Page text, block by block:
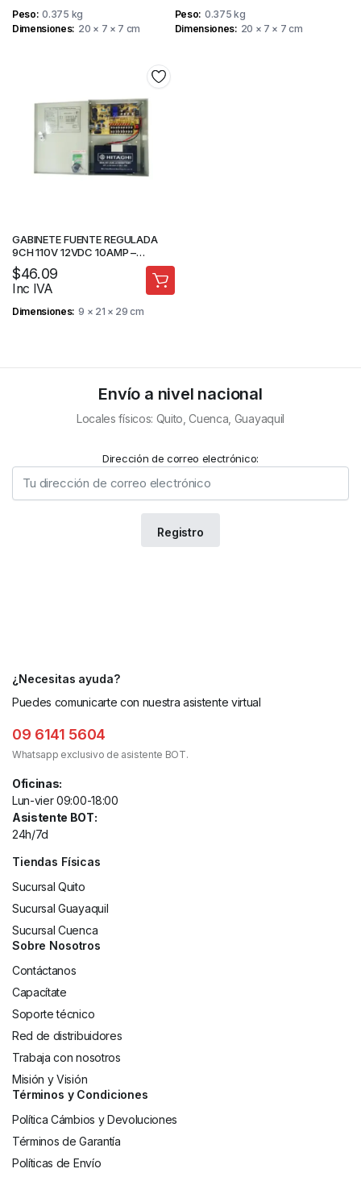
Peso 0.375 kg
Dimensiones 20 × 7 × 7 cm
Peso 0.375 kg
Dimensiones
20 × 7 × 7 cm
GABINETE FUENTE REGULADA
9CH 110V 12VDC 10AMP –
SOPORTA BATERIA – CAMARAS
DE SEGURIDAD
$46.09
Inc IVA
Dimensiones 9 × 21 × 29 cm
Envío a nivel nacional
Locales físicos: Quito, Cuenca, Guayaquil
Dirección de correo electrónico:
¿Necesitas ayuda?
Puedes comunicarte con nuestra asistente virtual
09 6141 5604
Whatsapp exclusivo de asistente BOT.
Oficinas:
Lun-vier 09:00-18:00
Asistente BOT:
24h/7d
Tiendas Físicas
Sucursal Quito
Sucursal Guayaquil
Sucursal Cuenca
Sobre Nosotros
Contáctanos
Capacítate
Soporte técnico
Red de distribuidores
Trabaja con nosotros
Misión y Visión
Términos y Condiciones
Política Cámbios y Devoluciones
Términos de Garantía
Políticas de Envío